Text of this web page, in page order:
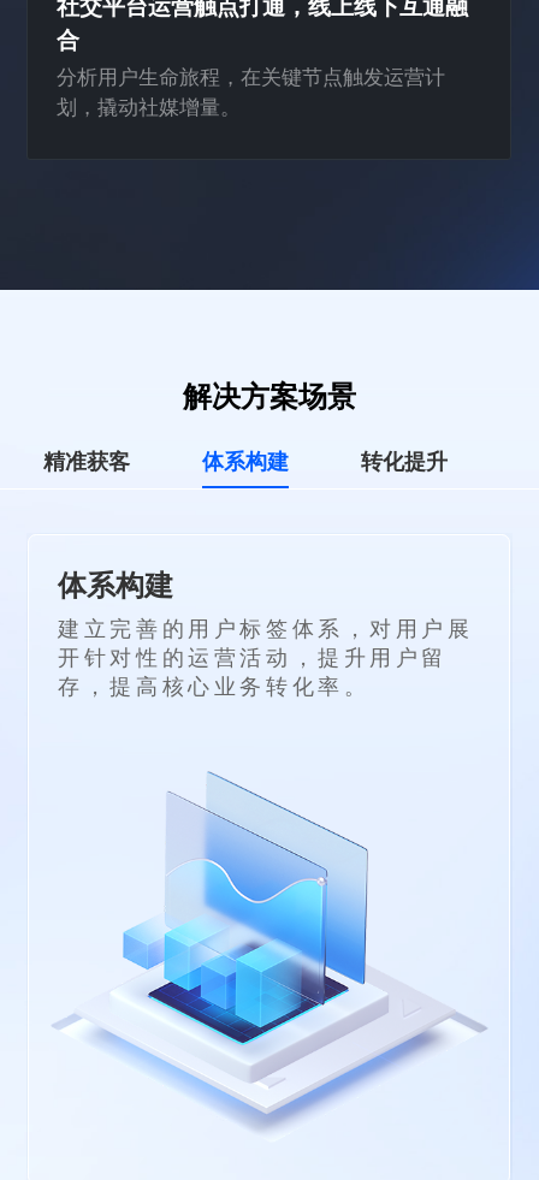
社交平台运营触点打通，线上线下互通融
合
分析用户生命旅程，在关键节点触发运营计
划，撬动社媒增量。
解决方案场景
精准获客 体系构建 转化提升
体系构建
建立完善的用户标签体系，对用户展
开针对性的运营活动，提升用户留
存，提高核心业务转化率。